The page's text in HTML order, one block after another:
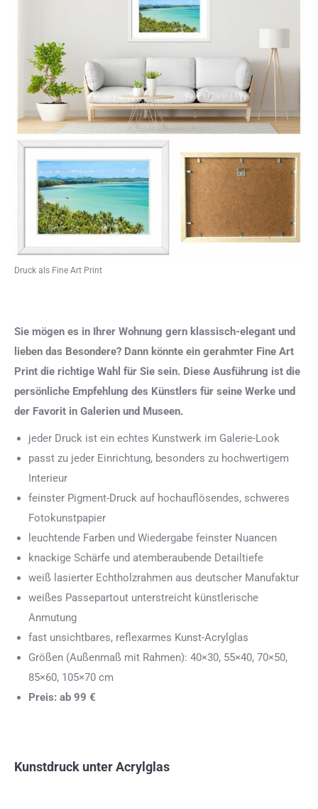
Druck als Fine Art Print
Sie mögen es in Ihrer Wohnung gern klassisch-elegant und
lieben das Besondere? Dann könnte ein gerahmter Fine Art
Print die richtige Wahl für Sie sein. Diese Ausführung ist die
persönliche Empfehlung des Künstlers für seine Werke und
der Favorit in Galerien und Museen.
jeder Druck ist ein echtes Kunstwerk im Galerie-Look
passt zu jeder Einrichtung, besonders zu hochwertigem
Interieur
feinster Pigment-Druck auf hochauflösendes, schweres
Fotokunstpapier
leuchtende Farben und Wiedergabe feinster Nuancen
knackige Schärfe und atemberaubende Detailtiefe
weiß lasierter Echtholzrahmen aus deutscher Manufaktur
weißes Passepartout unterstreicht künstlerische
Anmutung
fast unsichtbares, reflexarmes Kunst-Acrylglas
Größen (Außenmaß mit Rahmen): 40×30, 55×40, 70×50,
85×60, 105×70 cm
Preis: ab 99 €
Kunstdruck unter Acrylglas